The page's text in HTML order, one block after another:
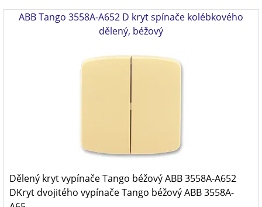
ABB Tango 3558A-A652 D kryt spínače kolébkového
dělený, béžový
Dělený kryt vypínače Tango béžový ABB 3558A-A652
DKryt dvojitého vypínače Tango béžový ABB 3558A-